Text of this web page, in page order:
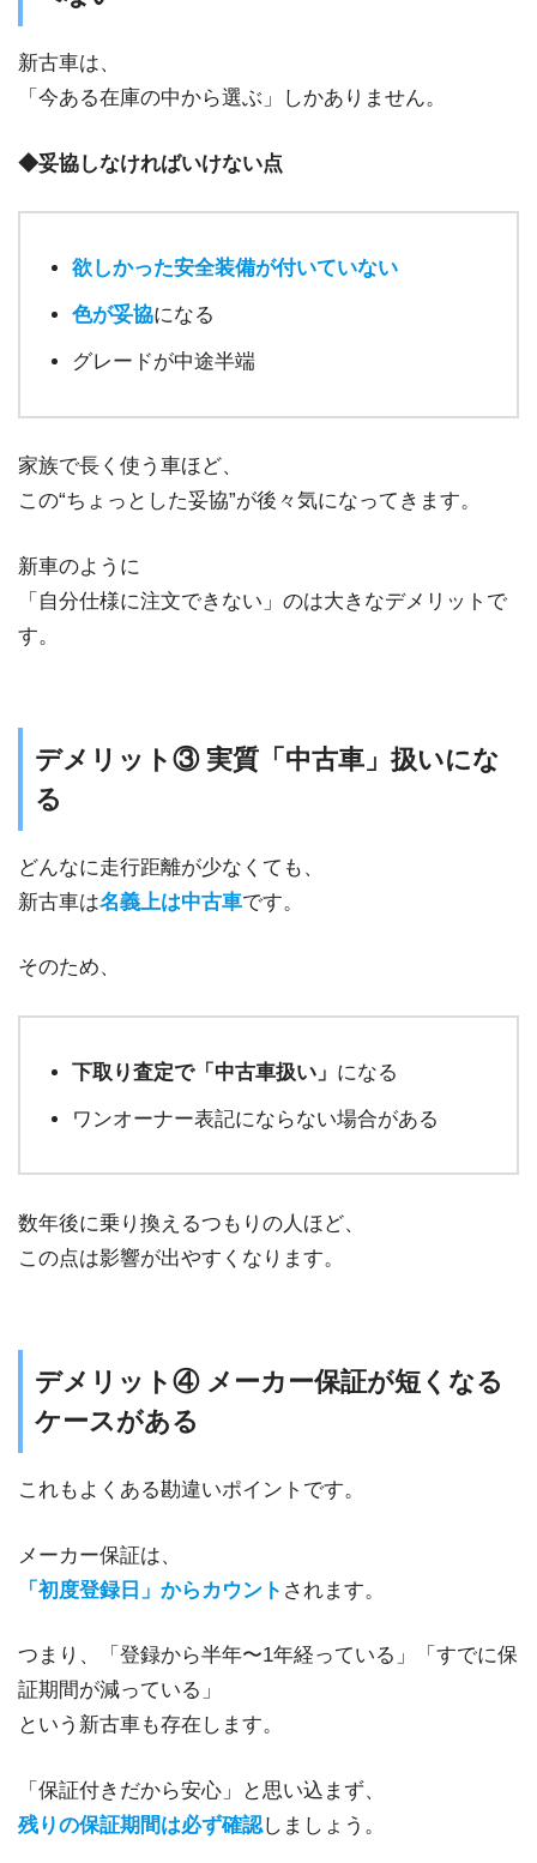
新古車は、
「今ある在庫の中から選ぶ」しかありません。
◆妥協しなければいけない点
欲しかった安全装備が付いていない
色が妥協になる
グレードが中途半端
家族で長く使う車ほど、
この“ちょっとした妥協”が後々気になってきます。
新車のように
「自分仕様に注文できない」のは大きなデメリットで
す。
デメリット③ 実質「中古車」扱いにな
る
どんなに走行距離が少なくても、
新古車は名義上は中古車です。
そのため、
下取り査定で「中古車扱い」 になる
ワンオーナー表記にならない場合がある
数年後に乗り換えるつもりの人ほど、
この点は影響が出やすくなります。
デメリット④ メーカー保証が短くなる
ケースがある
これもよくある勘違いポイントです。
メーカー保証は、
「初度登録日」からカウント されます。
つまり、「登録から半年〜1年経っている」「すでに保
証期間が減っている」
という新古車も存在します。
「保証付きだから安心」と思い込まず、
残りの保証期間は必ず確認しましょう。